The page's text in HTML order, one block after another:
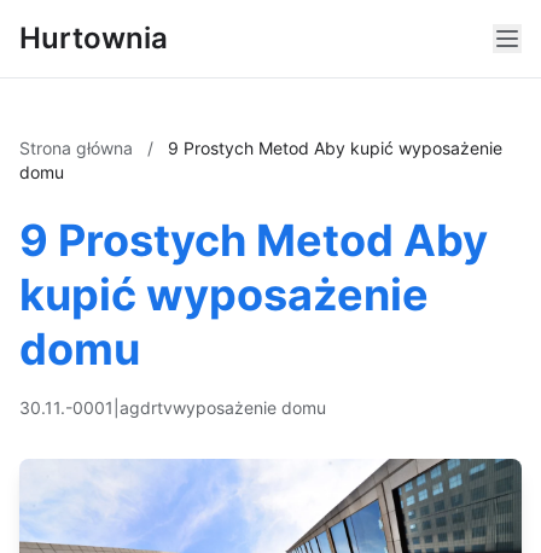
Hurtownia
Strona główna /
9 Prostych Metod Aby kupić wyposażenie
domu
9 Prostych Metod Aby
kupić wyposażenie
domu
30.11.-0001 agdrtvwyposażenie domu